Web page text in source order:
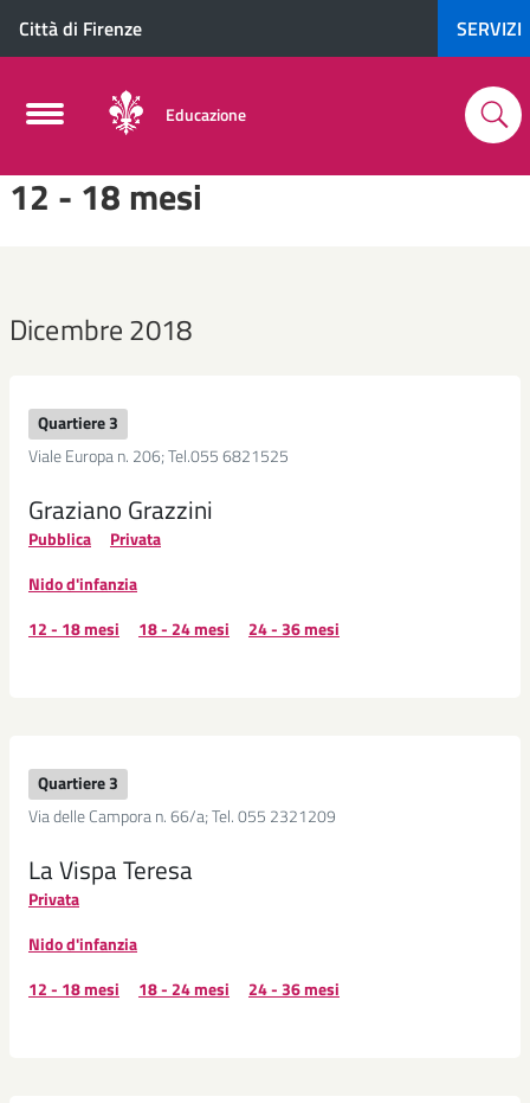
Città di Firenze SERVIZI
Educazione
12 - 18 mesi
Dicembre 2018
Quartiere 3
Viale Europa n. 206; Tel.055 6821525
Graziano Grazzini
Pubblica
Privata
Nido d'infanzia
12 - 18 mesi
18 - 24 mesi 24 - 36 mesi
Quartiere 3
Via delle Campora n. 66/a; Tel. 055 2321209
La Vispa Teresa
Privata
Nido d'infanzia
12 - 18 mesi
18 - 24 mesi 24 - 36 mesi